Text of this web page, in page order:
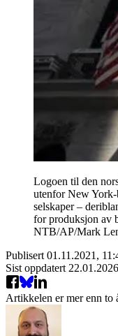
Logoen til den
utenfor New
selskaper –
for produksjon av
NTB/AP/Mark
Publisert 01.11.2021,
Sist oppdatert
Artikkelen er mer enn to